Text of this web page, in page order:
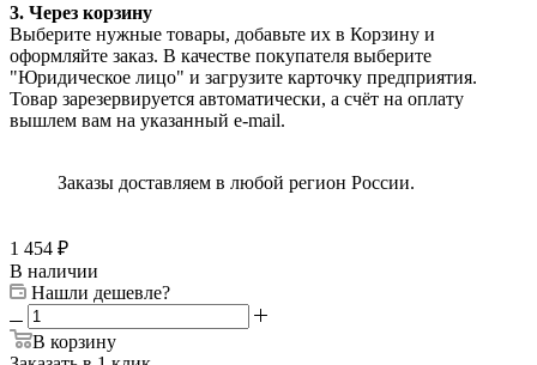
3. Через корзину
Выберите нужные товары, добавьте их в Корзину и
оформляйте заказ. В качестве покупателя выберите
"Юридическое лицо" и загрузите карточку предприятия.
Товар зарезервируется автоматически, а счёт на оплату
вышлем вам на указанный e-mail.
Заказы доставляем в любой регион России.
1 454 ₽
В наличии
Нашли дешевле?
В корзину